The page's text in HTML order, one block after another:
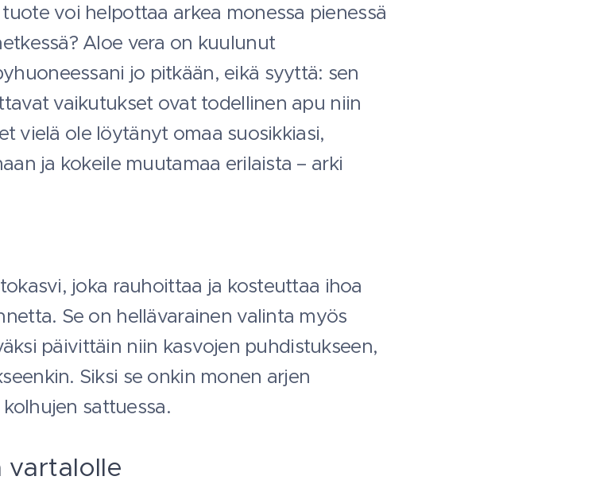
voi helpottaa arkea monessa pienessä
Aloe vera on kuulunut
jo pitkään, eikä syyttä: sen
vaikutukset ovat todellinen apu niin
vielä ole löytänyt omaa suosikkiasi,
ja kokeile muutamaa erilaista – arki
joka rauhoittaa ja kosteuttaa ihoa
Se on hellävarainen valinta myös
päivittäin niin kasvojen puhdistukseen,
Siksi se onkin monen arjen
sattuessa.
vartalolle